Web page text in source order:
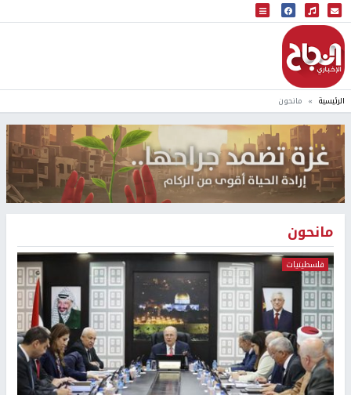
البث المباشر
إذاعة النجاح
الرئيسية مانحون
مانحون
فلسطينيات